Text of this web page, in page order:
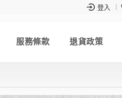
登入
服務條款 退貨政策